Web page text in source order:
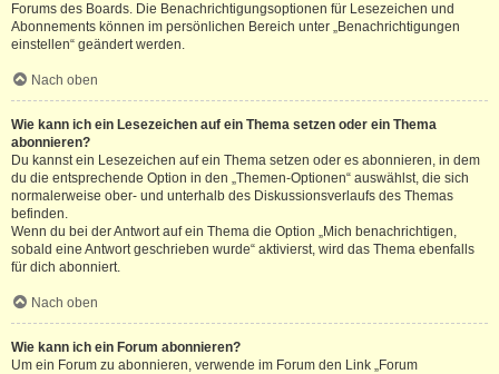
Forums des Boards. Die Benachrichtigungsoptionen für Lesezeichen und
Abonnements können im persönlichen Bereich unter „Benachrichtigungen
einstellen“ geändert werden.
Nach oben
Wie kann ich ein Lesezeichen auf ein Thema setzen oder ein Thema
abonnieren?
Du kannst ein Lesezeichen auf ein Thema setzen oder es abonnieren, in dem
du die entsprechende Option in den „Themen-Optionen“ auswählst, die sich
normalerweise ober- und unterhalb des Diskussionsverlaufs des Themas
befinden.
Wenn du bei der Antwort auf ein Thema die Option „Mich benachrichtigen,
sobald eine Antwort geschrieben wurde“ aktivierst, wird das Thema ebenfalls
für dich abonniert.
Nach oben
Wie kann ich ein Forum abonnieren?
Um ein Forum zu abonnieren, verwende im Forum den Link „Forum